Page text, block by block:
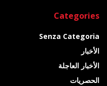
Categories
Senza Categoria
الأخبار
الأخبار العاجلة
الحصريات